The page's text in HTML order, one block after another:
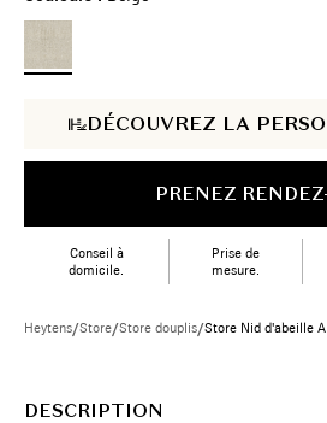
DÉCOUVREZ LA
PRENEZ
Conseil à
domicile.
Prise de
mesure.
Heytens/Store/Store douplis/Store Nid d'abeille
DESCRIPTION